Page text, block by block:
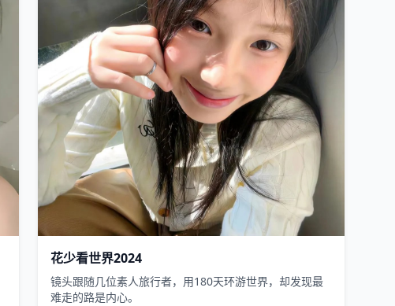
花少看世界2024
镜头跟随几位素人旅行者，用180天环游世界，却发现最
难走的路是内心。